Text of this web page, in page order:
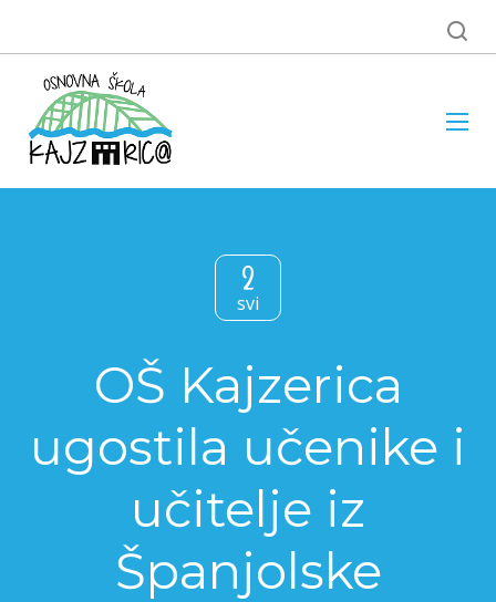
2
svi
OŠ Kajzerica
ugostila učenike i
učitelje iz
Španjolske